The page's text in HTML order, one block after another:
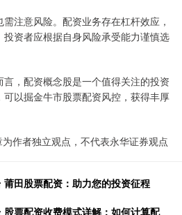
注意风险。配资业务存在杠杆效应，
资者应根据自身风险承受能力谨慎选
，配资概念股是一个值得关注的投资
以掘金牛市股票配资风控，获得丰厚
为作者独立观点，不代表永华证券观点
莆田股票配资：助力您的投资征程
股票配资收费模式详解：如何计算配